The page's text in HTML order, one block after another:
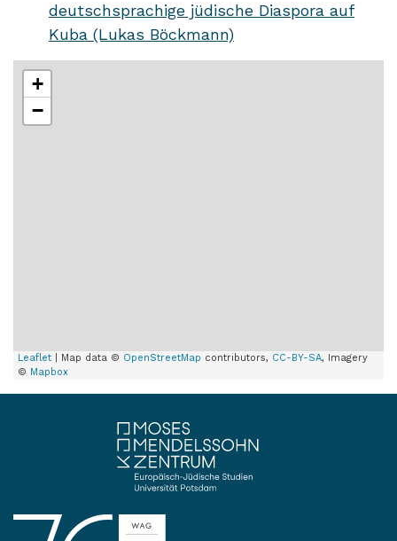
deutschsprachige jüdische Diaspora auf
Kuba (Lukas Böckmann)
+
−
Leaflet | Map data © OpenStreetMap contributors, CC-BY-SA, Imagery
© Mapbox